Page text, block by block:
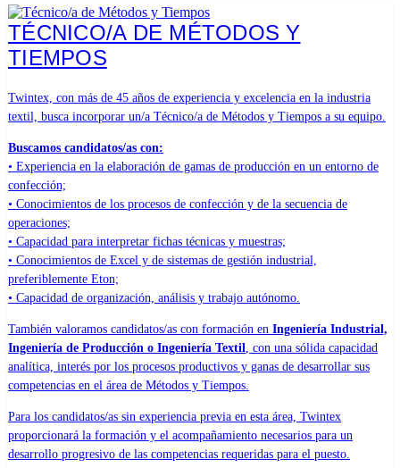
TÉCNICO/A DE MÉTODOS Y
TIEMPOS
Twintex, con más de 45 años de experiencia y excelencia en la industria
textil, busca incorporar un/a Técnico/a de Métodos y Tiempos a su equipo.
Buscamos candidatos/as con:
• Experiencia en la elaboración de gamas de producción en un entorno de
confección;
• Conocimientos de los procesos de confección y de la secuencia de
operaciones;
• Capacidad para interpretar fichas técnicas y muestras;
• Conocimientos de Excel y de sistemas de gestión industrial,
preferiblemente Eton;
• Capacidad de organización, análisis y trabajo autónomo.
También valoramos candidatos/as con formación en Ingeniería Industrial,
Ingeniería de Producción o Ingeniería Textil, con una sólida capacidad
analítica, interés por los procesos productivos y ganas de desarrollar sus
competencias en el área de Métodos y Tiempos.
Para los candidatos/as sin experiencia previa en esta área, Twintex
proporcionará la formación y el acompañamiento necesarios para un
desarrollo progresivo de las competencias requeridas para el puesto.